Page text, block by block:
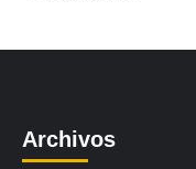
Archivos